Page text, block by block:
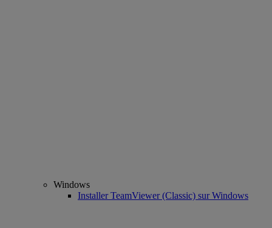
Windows
Installer TeamViewer (Classic) sur Windows